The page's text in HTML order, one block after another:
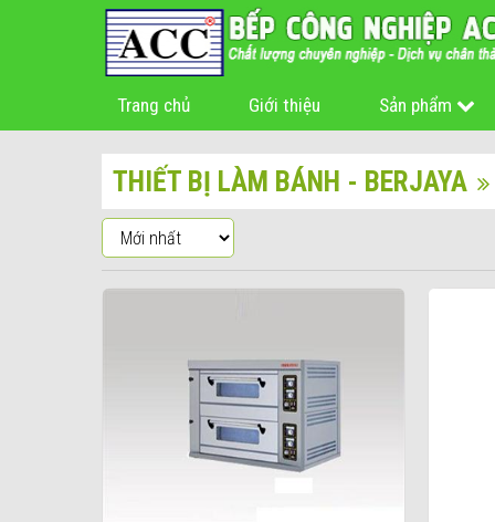
Trang chủ Giới thiệu Sản phẩm
THIẾT BỊ LÀM BÁNH - BERJAYA